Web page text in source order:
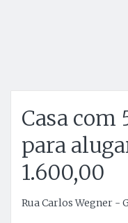
Casa
para
1.600,00
Rua Carlos Wegner -